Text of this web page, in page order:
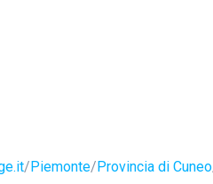
Piemonte Provincia di Cuneo